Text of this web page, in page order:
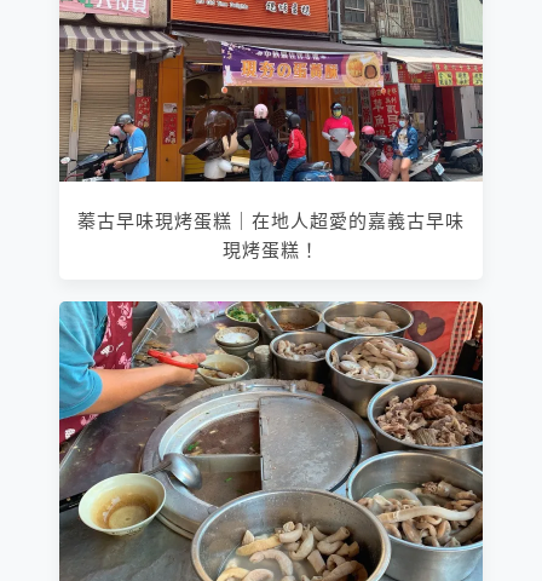
蓁古早味現烤蛋糕｜在地人超愛的嘉義古早味
現烤蛋糕！